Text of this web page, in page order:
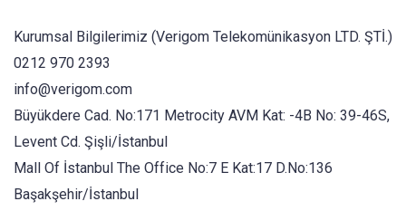
Kurumsal Bilgilerimiz (Verigom Telekomünikasyon LTD. ŞTİ.)
0212 970 2393
info@verigom.com
Büyükdere Cad. No:171 Metrocity AVM Kat: -4B No: 39-46S,
Levent Cd. Şişli/İstanbul
Mall Of İstanbul The Office No:7 E Kat:17 D.No:136
Başakşehir/İstanbul